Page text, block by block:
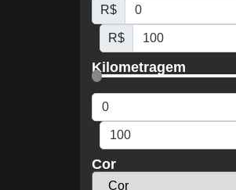
R$
R$
Kilometragem
Cor